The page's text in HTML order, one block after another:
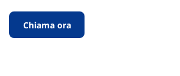
Chiama ora